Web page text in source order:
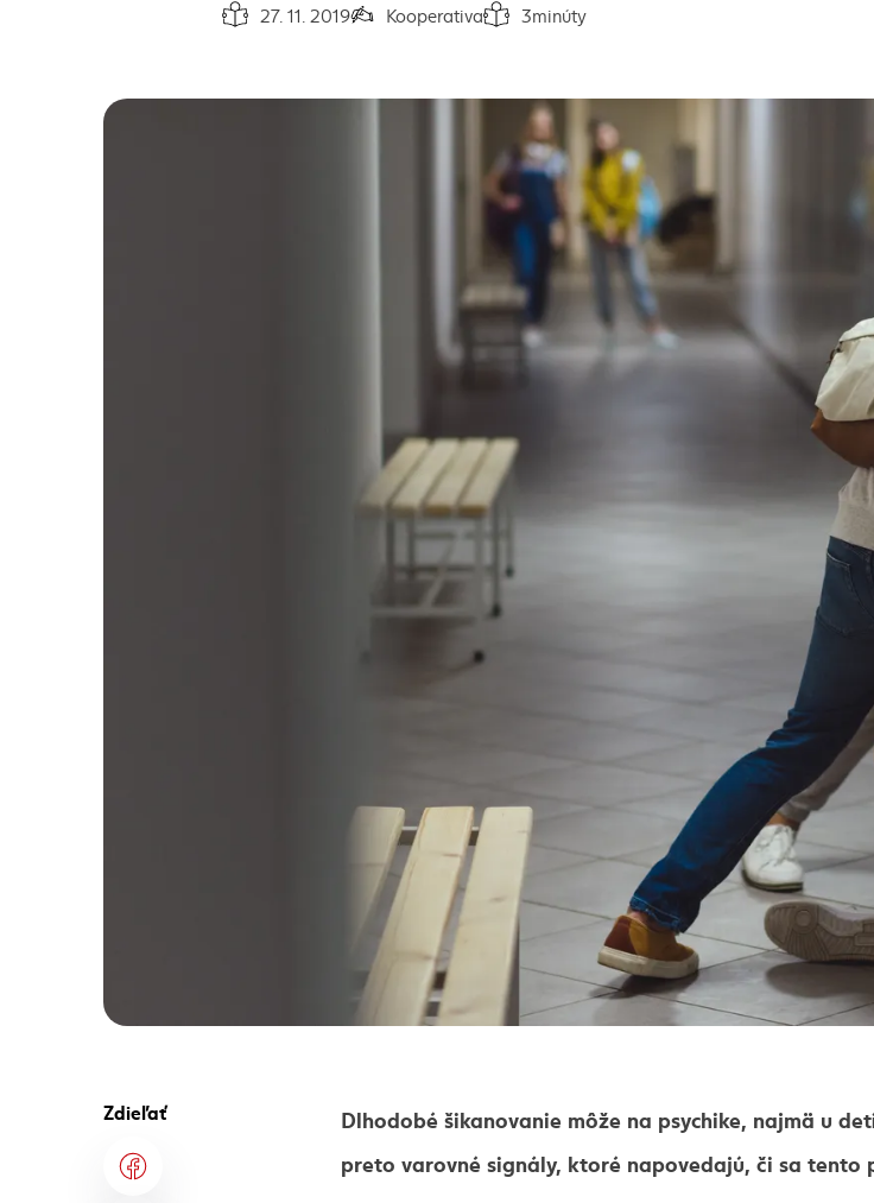
Dátum vydania článku:
27. 11. 2019Autor článku:
KooperativaČas na prečítanie článku:
3minúty
Zdieľať
Dlhodobé šikanovanie môže na psychike, najmä u
preto varovné signály, ktoré napovedajú, či sa tento